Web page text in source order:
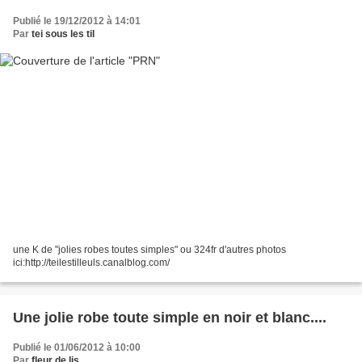
Publié le 19/12/2012 à 14:01
Par tei sous les til
une K de "jolies robes toutes simples" ou 324fr d'autres photos
ici:http://teilestilleuls.canalblog.com/
Une jolie robe toute simple en noir et blanc....
Publié le 01/06/2012 à 10:00